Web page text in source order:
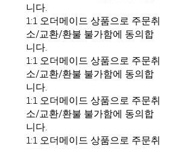
니다.
1:1 오더메이드 상품으로 주문취
소/교환/환불 불가함에 동의합
니다.
1:1 오더메이드 상품으로 주문취
소/교환/환불 불가함에 동의합
니다.
1:1 오더메이드 상품으로 주문취
소/교환/환불 불가함에 동의합
니다.
1:1 오더메이드 상품으로 주문취